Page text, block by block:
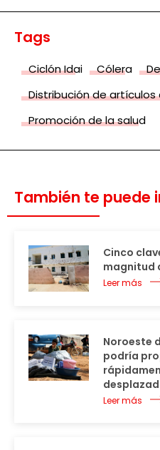
Tags
Ciclón Idai Cólera
Distribución de
Promoción de la salud
También te puede
Cinco
magnitud
Leer más
Noroeste
podría
Leer más